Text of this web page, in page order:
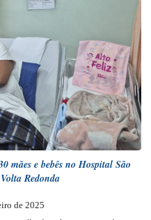
mães e bebês no Hospital São
Redonda
de 2025